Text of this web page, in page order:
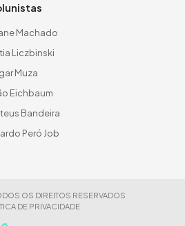
Machado
Liczbinski
Muza
Eichbaum
Bandeira
Peró Job
OS DIREITOS RESERVADOS
DE PRIVACIDADE